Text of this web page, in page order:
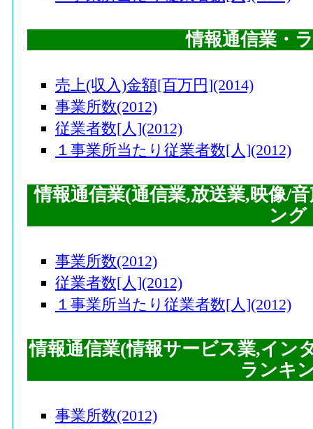
情報通信業・
売上(収入)金額[百万円](2014)
事業所数(2012)
従業者数[人](2012)
１事業所当たり従業者数[人](2012)
情報通信業(通信業,放送業,映像/
ング
事業所数(2012)
従業者数[人](2012)
１事業所当たり従業者数[人](2012)
情報通信業(情報サービス業,イン
ランキ
事業所数(2012)